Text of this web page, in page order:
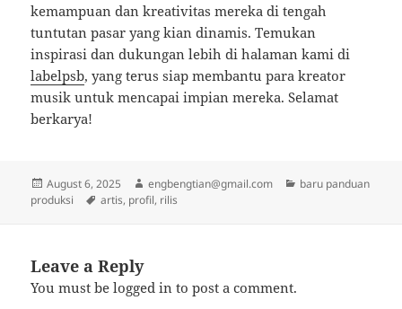
kemampuan dan kreativitas mereka di tengah
tuntutan pasar yang kian dinamis. Temukan
inspirasi dan dukungan lebih di halaman kami di
labelpsb, yang terus siap membantu para kreator
musik untuk mencapai impian mereka. Selamat
berkarya!
Posted
on
August 6, 2025 Author
engbengtian@gmail.com Categories
baru panduan
produksi
Tags
artis, profil, rilis
Leave a Reply
You must belogged in to post a comment.